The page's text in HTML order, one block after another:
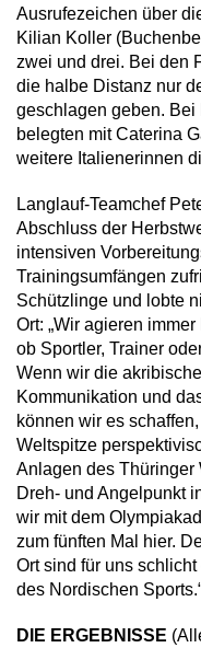
Ausrufezeichen über
Kilian Koller
zwei und drei. Bei den
die halbe Distanz nur
geschlagen geben.
belegten mit Caterina
weitere Italienerinnen
Langlauf-Teamchef
Abschluss der
intensiven
Trainingsumfängen
Schützlinge und lobte
Ort: „Wir agieren
ob Sportler, Trainer
Wenn wir die
Kommunikation und
können wir es
Weltspitze
Anlagen des Thüringer
Dreh- und Angelpunkt
wir mit dem
zum fünften Mal hier.
Ort sind für uns
des Nordischen
DIE ERGEBNISSE